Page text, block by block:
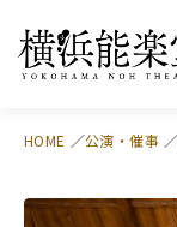
HOME 公演・催事